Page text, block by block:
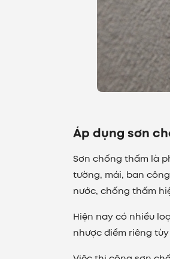
Áp dụng sơn
Sơn chống thấm là
tường, mái, ban
nước, chống thấm
Hiện nay có nhiều
nhược điểm riêng